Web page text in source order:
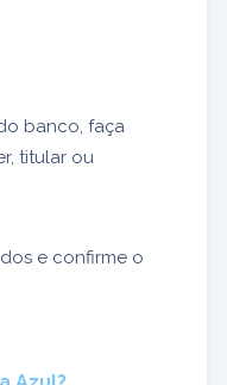
banco, faça
titular ou
e confirme o